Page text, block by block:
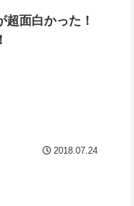
面白かった！
2018.07.24